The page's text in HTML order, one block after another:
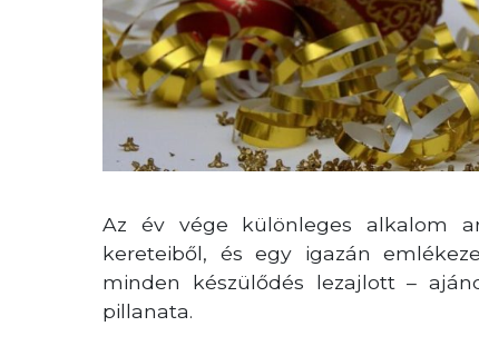
Az év vége különleges alkalom
kereteiből, és egy igazán
minden készülődés lezajlott –
pillanata.